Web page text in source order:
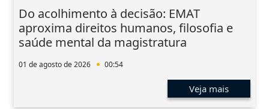
Do acolhimento à decisão: EMAT
aproxima direitos humanos, filosofia e
saúde mental da magistratura
01 de agosto de 2026 00:54
Veja mais